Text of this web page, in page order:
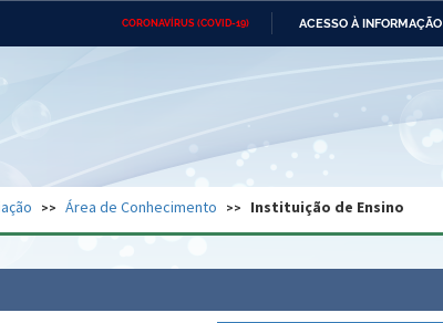
CORONAVÍRUS (COVID-19) ACESSO À INFORMAÇÃO
Ministério das Relações
Ministério do Desenvolvimento
Regional
Advocacia-Geral da União Banco Central do Brasil
Área de Conhecimento Instituição de Ensino